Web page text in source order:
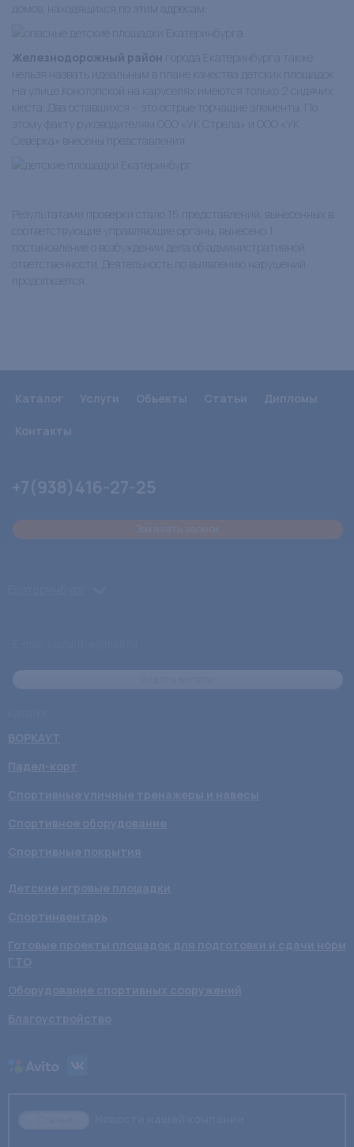
домов, находящихся по этим адресам.
Железнодорожный район
города Екатеринбурга также
нельзя назвать идеальным в плане качества детских площадок
На улице Конотопской на каруселях имеются только 2 сидячих
места. Два оставшихся – это острые торчащие элементы. По
этому факту руководителям ООО «УК Стрела» и ООО «УК
Северка» внесены представления.
Результатами проверки стало 15 представлений, вынесенных в
соответствующие управляющие органы, вынесено 1
постановление о возбуждении дела об административной
ответственности. Деятельность по выявлению нарушений
продолжается.
Каталог Услуги Объекты Статьи Дипломы
Контакты
+7(938)416-27-25
Заказать звонок